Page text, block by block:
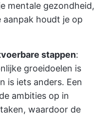
mentale gezondheid,
houdt je op
stappen:
groeidoelen is
is iets anders. Een
ambities op in
waardoor de